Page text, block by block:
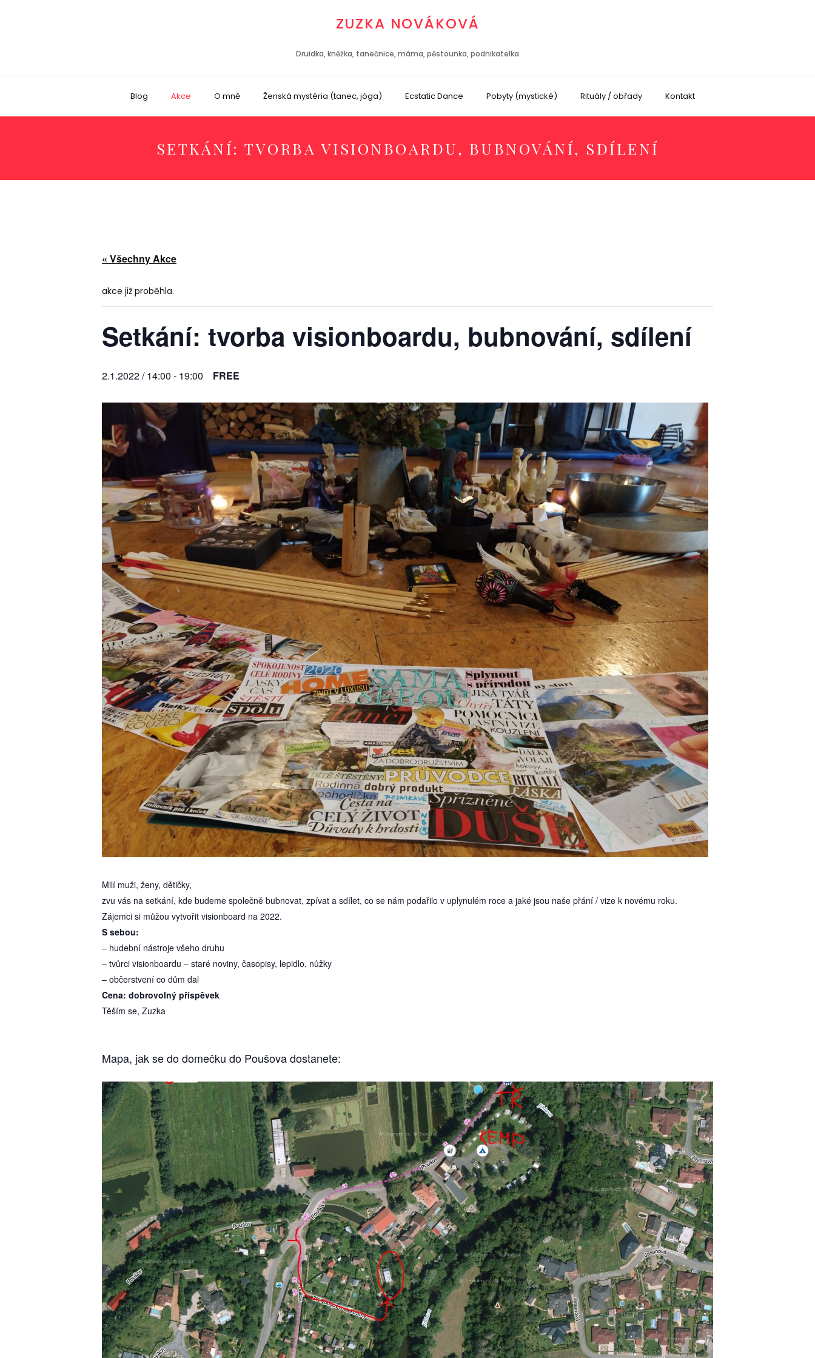
ZUZKA NOVÁKOVÁ
Druidka, kněžka, tanečnice, máma, pěstounka, podnikatelka
Blog Akce O mně Ženská mystéria (tanec, jóga) Ecstatic Dance Pobyty (mystické) Rituály / obřady Kontakt
SETKÁNÍ: TVORBA VISIONBOARDU, BUBNOVÁNÍ, SDÍLENÍ
« Všechny Akce
akce již proběhla.
Setkání: tvorba visionboardu, bubnování, sdílení
2.1.2022 / 14:00 - 19:00 FREE
Milí muži, ženy, dětičky,
zvu vás na setkání, kde budeme společně bubnovat, zpívat a sdílet, co se nám podařilo v uplynulém roce a jaké jsou naše přání / vize k novému roku.
Zájemci si můžou vytvořit visionboard na 2022.
S sebou:
– hudební nástroje všeho druhu
– tvůrci visionboardu – staré noviny, časopisy, lepidlo, nůžky
– občerstvení co dům dal
Cena: dobrovolný příspěvek
Těším se, Zuzka
Mapa, jak se do domečku do Poušova dostanete: